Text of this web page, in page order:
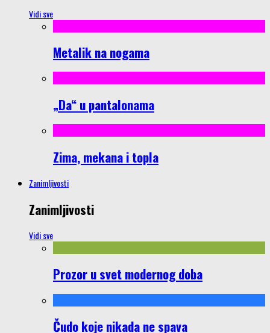
Vidi sve
Metalik na nogama
„Da“ u pantalonama
Zima, mekana i topla
Zanimljivosti
Zanimljivosti
Vidi sve
Prozor u svet modernog doba
Čudo koje nikada ne spava